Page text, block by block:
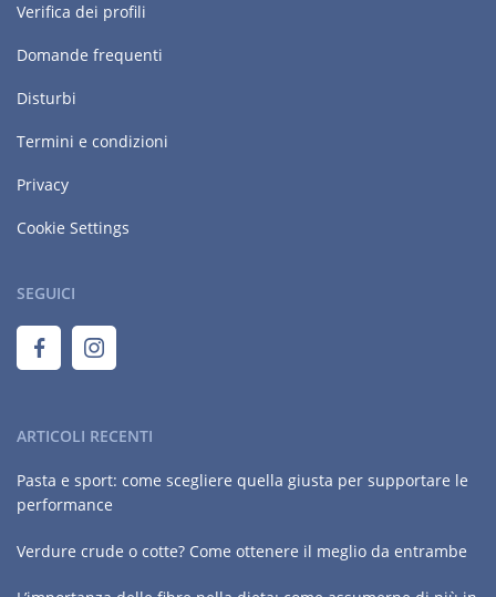
Verifica dei profili
Domande frequenti
Disturbi
Termini e condizioni
Privacy
Cookie Settings
SEGUICI
ARTICOLI RECENTI
Pasta e sport: come scegliere quella giusta per supportare le
performance
Verdure crude o cotte? Come ottenere il meglio da entrambe